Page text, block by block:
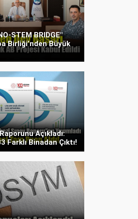
STEM BRIDGE"
Birliği’nden Büyük
Açıkladı:
Farklı Binadan Çıktı!